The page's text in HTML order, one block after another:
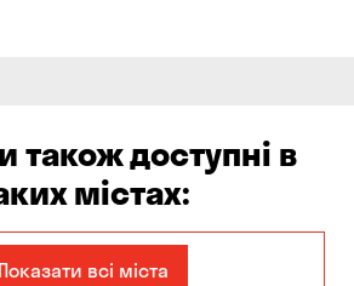
також доступні в
містах:
Показати всі міста